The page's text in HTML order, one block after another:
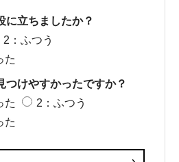
に立ちましたか？
2：ふつう
た
つけやすかったですか？
た
2：ふつう
た